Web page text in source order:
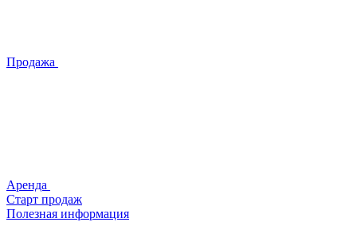
Продажа
Аренда
Старт продаж
Полезная информация